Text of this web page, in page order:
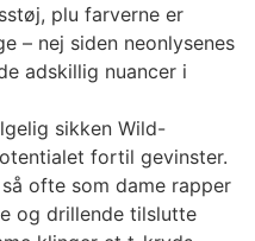
plu farverne er
– nej siden neonlysenes
adskillig nuancer i
sikken Wild-
fortil gevinster.
ofte som dame rapper
og drillende tilslutte